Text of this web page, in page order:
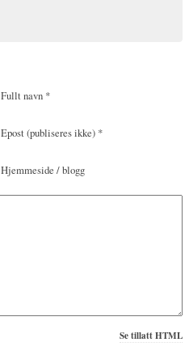
Fullt navn *
Epost(publiseres ikke) *
Hjemmeside / blogg
Se tillatt HTML